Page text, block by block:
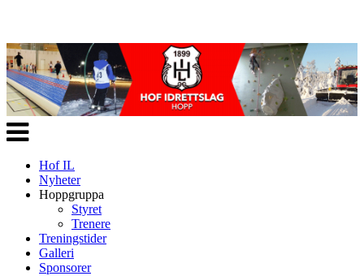
Veksle
navigasjon
Hof IL
Nyheter
Hoppgruppa
Styret
Trenere
Treningstider
Galleri
Sponsorer